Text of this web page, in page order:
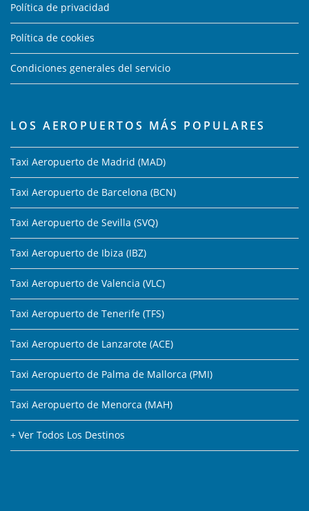
Política de privacidad
Política de cookies
Condiciones generales del servicio
LOS AEROPUERTOS MÁS POPULARES
Taxi Aeropuerto de Madrid (MAD)
Taxi Aeropuerto de Barcelona (BCN)
Taxi Aeropuerto de Sevilla (SVQ)
Taxi Aeropuerto de Ibiza (IBZ)
Taxi Aeropuerto de Valencia (VLC)
Taxi Aeropuerto de Tenerife (TFS)
Taxi Aeropuerto de Lanzarote (ACE)
Taxi Aeropuerto de Palma de Mallorca (PMI)
Taxi Aeropuerto de Menorca (MAH)
+ Ver Todos Los Destinos